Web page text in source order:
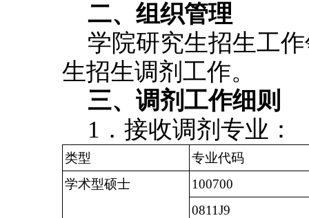
二、组织管理
学院研究生招生工
生招生调剂工作。
三、调剂工作细则
1．接收调剂专业：
类型
专业代码
学术型硕士
100700
0811J9